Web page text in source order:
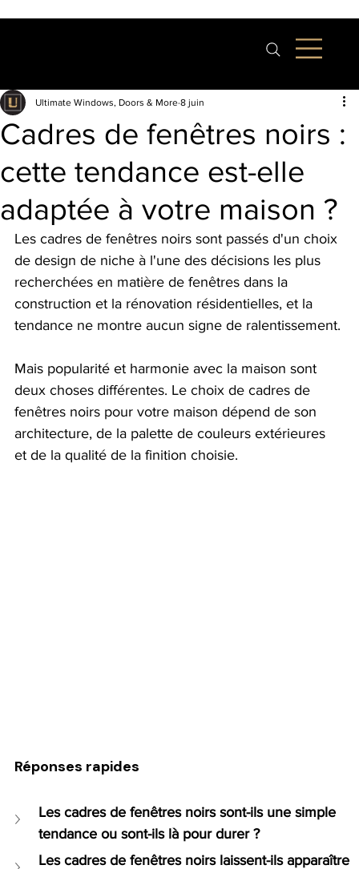
Cadres de fenêtres noirs :
cette tendance est-elle
adaptée à votre maison ?
Ultimate Windows, Doors & More 8 juin
Les cadres de fenêtres noirs sont passés d'un choix
de design de niche à l'une des décisions les plus
recherchées en matière de fenêtres dans la
construction et la rénovation résidentielles, et la
tendance ne montre aucun signe de ralentissement.
Mais popularité et harmonie avec la maison sont
deux choses différentes. Le choix de cadres de
fenêtres noirs pour votre maison dépend de son
architecture, de la palette de couleurs extérieures
et de la qualité de la finition choisie.
Réponses rapides
Les cadres de fenêtres noirs sont-ils une simple
tendance ou sont-ils là pour durer ?
Les cadres de fenêtres noirs laissent-ils apparaître